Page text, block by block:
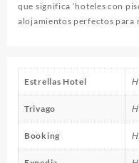
que significa ‘hoteles con
alojamientos perfectos para
Estrellas Hotel
Trivago
Booking